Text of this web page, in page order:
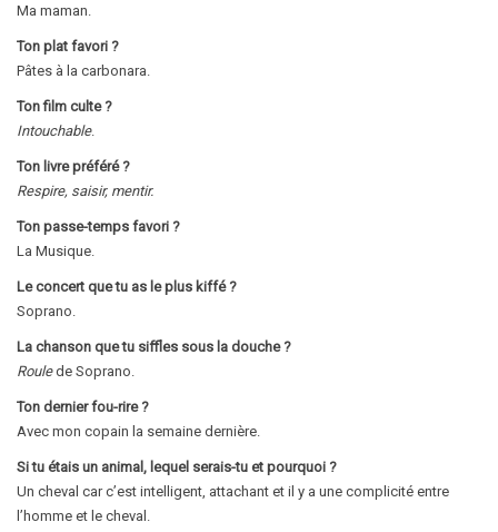
Ma maman.
Ton plat favori ?
Pâtes à la carbonara.
Ton film culte ?
Intouchable.
Ton livre préféré ?
Respire, saisir, mentir.
Ton passe-temps favori ?
La Musique.
Le concert que tu as le plus kiffé ?
Soprano.
La chanson que tu siffles sous la douche ?
Roulede Soprano.
Ton dernier fou-rire ?
Avec mon copain la semaine dernière.
Si tu étais un animal, lequel serais-tu et pourquoi ?
Un cheval car c’est intelligent, attachant et il y a une complicité entre
l’homme et le cheval.